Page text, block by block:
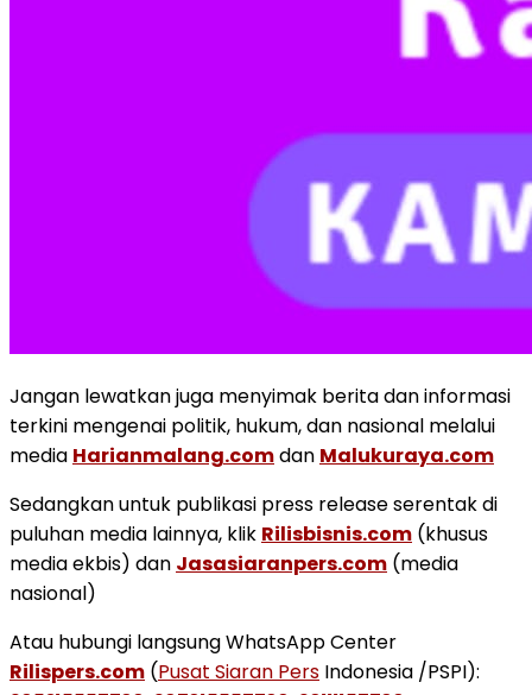
Jangan lewatkan juga menyimak berita dan informasi
terkini mengenai politik, hukum, dan nasional melalui
media Harianmalang.comdan Malukuraya.com
Sedangkan untuk publikasi press release serentak di
puluhan media lainnya, klik Rilisbisnis.com (khusus
media ekbis) dan Jasasiaranpers.com (media
nasional)
Atau hubungi langsung WhatsApp Center
Rilispers.com (Pusat Siaran Pers Indonesia /PSPI):